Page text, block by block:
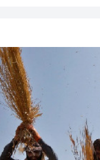
間專注做好宏福苑
專家共話時代命題
煥新升級 五組數
區全國政協委員考
州以舊換新帶動